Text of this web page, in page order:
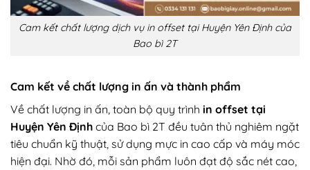
Cam kết chất lượng dịch vụ in offset tại Huyện Yên Định của
Bao bì 2T
Cam kết về chất lượng in ấn và thành phẩm
Về chất lượng in ấn, toàn bộ quy trình in offset tại
Huyện Yên Định của Bao bì 2T đều tuân thủ nghiêm ngặt
tiêu chuẩn kỹ thuật, sử dụng mực in cao cấp và máy móc
hiện đại. Nhờ đó, mỗi sản phẩm luôn đạt độ sắc nét cao,